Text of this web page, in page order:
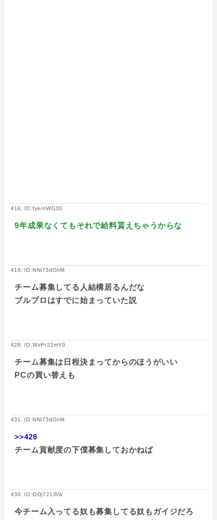
416: ID:fye/nWG30
9年成果なくてもそれで給料貰えちゃうからな
419: ID:NNi73dOnM
チーム募集してる人結構居るんだな
ブルプロはすでに始まっていた説
428: ID:WvPr22mY0
チーム募集は日程決まってからのほうがいい
PCの買い替えも
431: ID:NNi73dOnM
>>428
チーム貢献度の下僕募集しておかねば
430: ID:ODj7J13Va
今チーム入ってる奴も募集してる奴もガイジだろ